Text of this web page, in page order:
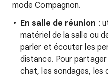
mode Compagnon.
En salle de réunion :
matériel de la salle ou
parler et écouter les
distance. Pour
chat, les sondages, les